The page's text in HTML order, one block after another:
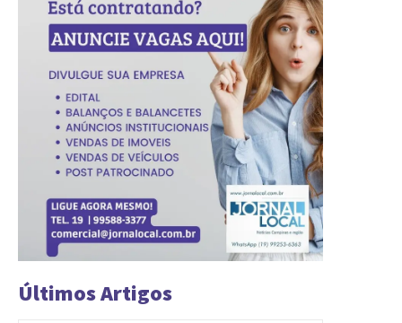
Últimos Artigos